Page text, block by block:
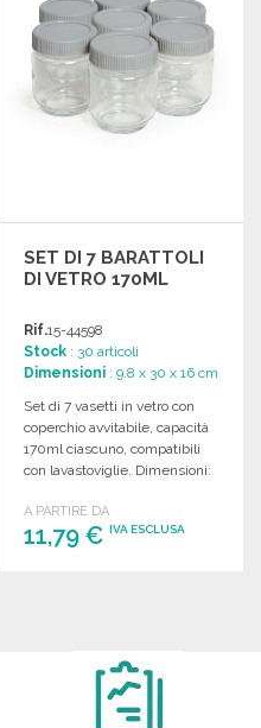
SET DI 7 BARATTOLI
DI VETRO 170ML
Rif.15-44598
Stock : 30 articoli
Dimensioni : 9.8 x 30 x 16 cm
Set di 7 vasetti in vetro con
coperchio avvitabile, capacità
170ml ciascuno, compatibili
con lavastoviglie. Dimensioni:
A PARTIRE DA
11,79 €IVA ESCLUSA